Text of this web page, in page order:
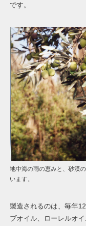
です。
地中海の雨の恵みと、砂漠
います。
製造されるのは、毎年
ブオイル、ローレルオ